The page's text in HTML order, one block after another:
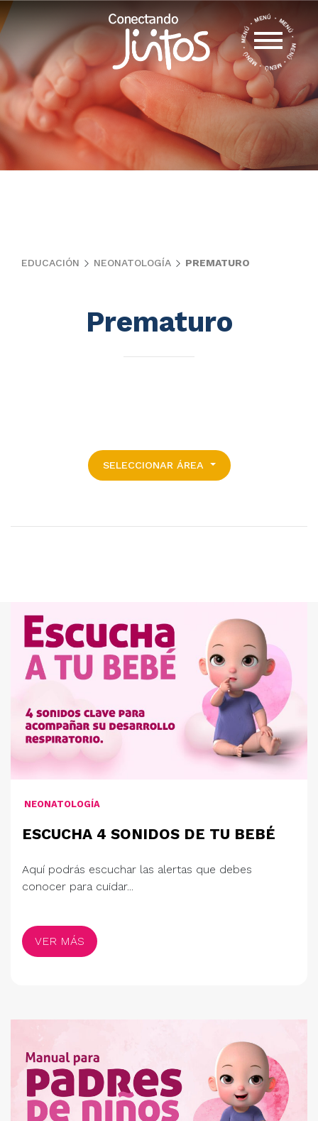
EDUCACIÓN NEONATOLOGÍA PREMATURO
Prematuro
SELECCIONAR ÁREA
NEONATOLOGÍA
ESCUCHA 4 SONIDOS DE TU BEBÉ
Aquí podrás escuchar las alertas que debes
conocer para cuidar...
VER MÁS